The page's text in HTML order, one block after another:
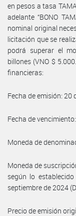
en pesos a tasa
adelante “BONO
nominal original
licitación que se
podrá superar el
billones (VNO $
financieras:
Fecha de emisión: 20
Fecha de
Moneda de
Moneda de
según lo
septiembre de 2024
Precio de emisión